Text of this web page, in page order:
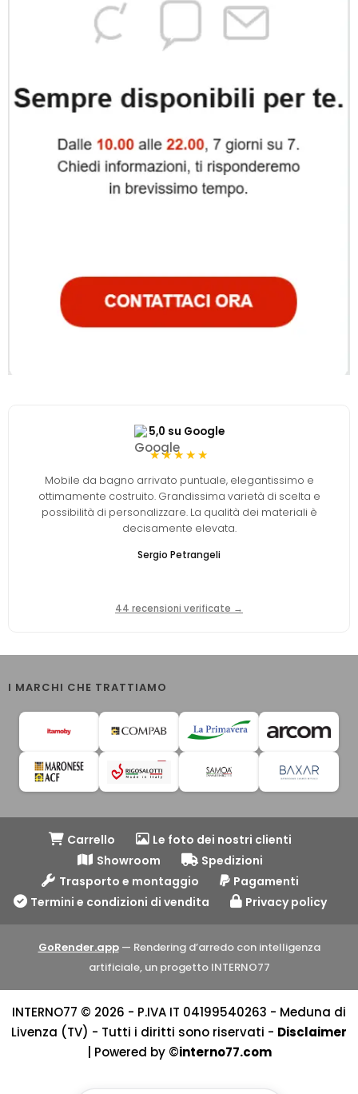
5,0 su Google
★★★★★
Mobile da bagno arrivato puntuale, elegantissimo e
ottimamente costruito. Grandissima varietà di scelta e
possibilità di personalizzare. La qualità dei materiali è
decisamente elevata.
Sergio Petrangeli
44 recensioni verificate →
I MARCHI CHE TRATTIAMO
Carrello
Le foto dei nostri clienti
Showroom
Spedizioni
Trasporto e montaggio
Pagamenti
Termini e condizioni di vendita
Privacy policy
GoRender.app— Rendering d’arredo con intelligenza
artificiale, un progetto INTERNO77
INTERNO77 © 2026 - P.IVA IT 04199540263 - Meduna di
Livenza (TV) - Tutti i diritti sono riservati - Disclaimer
| Powered by ©interno77.com